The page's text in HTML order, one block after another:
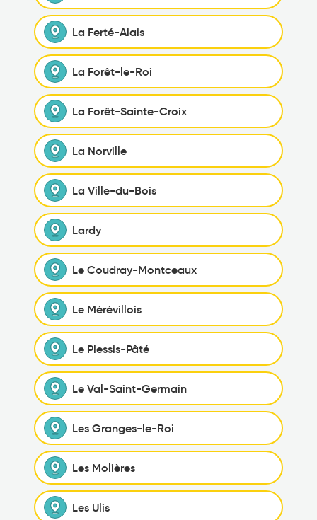
La Ferté-Alais
La Forêt-le-Roi
La Forêt-Sainte-Croix
La Norville
La Ville-du-Bois
Lardy
Le Coudray-Montceaux
Le Mérévillois
Le Plessis-Pâté
Le Val-Saint-Germain
Les Granges-le-Roi
Les Molières
Les Ulis